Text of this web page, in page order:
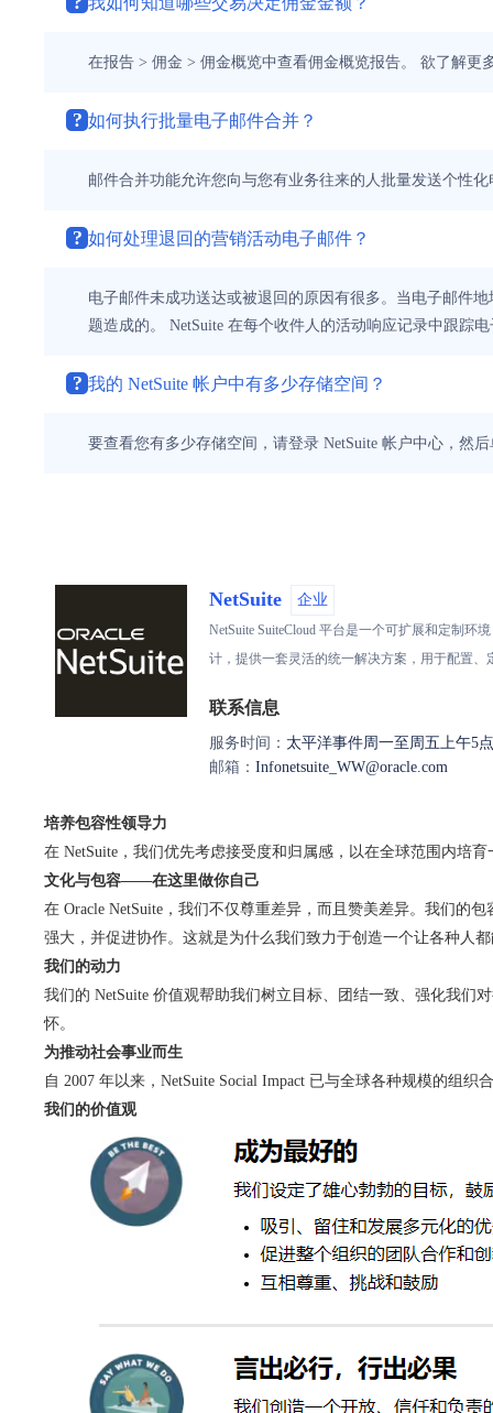
在报告 > 佣金 > 佣金概览中查看佣金概览报告。 欲了解更
? 如何执行批量电子邮件合并？
邮件合并功能允许您向与您有业务往来的人批量发送个性
? 如何处理退回的营销活动电子邮件？
电子邮件未成功送达或被退回的原因有很多。当电子邮件
题造成的。 NetSuite 在每个收件人的活动响应记录中跟踪
? 我的 NetSuite 帐户中有多少存储空间？
要查看您有多少存储空间，请登录 NetSuite 帐户中心，然
NetSuite 企业
NetSuite SuiteCloud 平台是一个可扩展和定制环
计，提供一套灵活的统一解决方案，用于配置
联系信息
服务时间： 太平洋事件周一至周五上午5
邮箱： Infonetsuite_WW@oracle.com
培养包容性领导力
在 NetSuite，我们优先考虑接受度和归属感，以在全球范围内培
文化与包容——在这里做你自己
在 Oracle NetSuite，我们不仅尊重差异，而且赞美差异。我们的
强大，并促进协作。这就是为什么我们致力于创造一个让各种人
我们的动力
我们的 NetSuite 价值观帮助我们树立目标、团结一致、强化我们
怀。
为推动社会事业而生
自 2007 年以来，NetSuite Social Impact 已与全球各种规模的组
我们的价值观